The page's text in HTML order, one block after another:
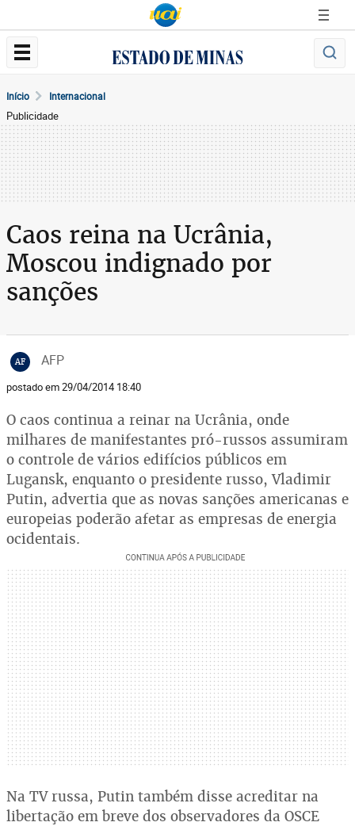
Início Internacional
Publicidade
Caos reina na Ucrânia,
Moscou indignado por
sanções
AF AFP
postado em 29/04/2014 18:40
O caos continua a reinar na Ucrânia, onde
milhares de manifestantes pró-russos assumiram
o controle de vários edifícios públicos em
Lugansk, enquanto o presidente russo, Vladimir
Putin, advertia que as novas sanções americanas e
europeias poderão afetar as empresas de energia
ocidentais.
Na TV russa, Putin também disse acreditar na
libertação em breve dos observadores da OSCE